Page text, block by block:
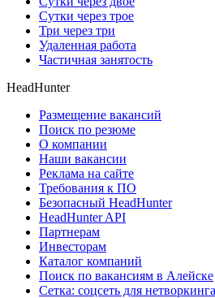
Сутки через трое
Три через три
Удаленная работа
Частичная занятость
HeadHunter
Размещение вакансий
Поиск по резюме
О компании
Наши вакансии
Реклама на сайте
Требования к ПО
Безопасный HeadHunter
HeadHunter API
Партнерам
Инвесторам
Каталог компаний
Поиск по вакансиям в Алейске
Сетка: соцсеть для нетворкинга